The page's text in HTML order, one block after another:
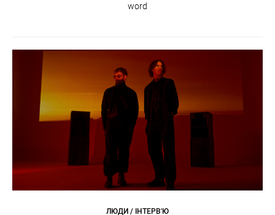
word
ЛЮДИ / ІНТЕРВ'Ю